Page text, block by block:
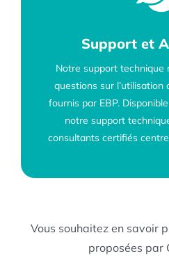
Support et
Notre support technique
questions sur l’utilisation
fournis par EBP.
notre support
consultants certifiés
Vous souhaitez en savoir
proposées par